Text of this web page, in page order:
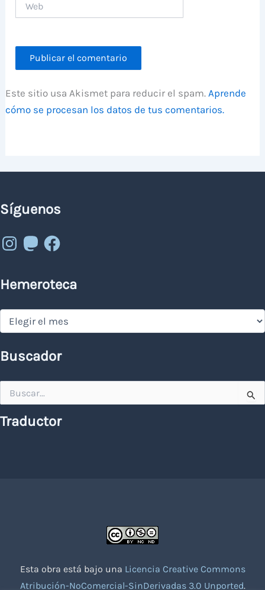
Este sitio usa Akismet para reducir el spam.Aprende
cómo se procesan los datos de tus comentarios.
Síguenos
Instagram
MastodonFacebook
Hemeroteca
Hemeroteca
Buscador
por:
Traductor
Esta obra está bajo una Licencia Creative Commons
Atribución-NoComercial-SinDerivadas 3.0 Unported.